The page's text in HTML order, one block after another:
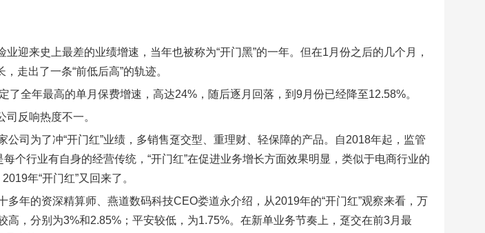
业迎来史上最差的业绩增速，当年也被称为“开门黑”的一年。但在1月份之后的几个月，
走出了一条“前低后高”的轨迹。
了全年最高的单月保费增速，高达24%，随后逐月回落，到9月份已经降至12.58%。
司反响热度不一。
公司为了冲“开门红”业绩，多销售趸交型、重理财、轻保障的产品。自2018年起，监管
个行业有自身的经营传统，“开门红”在促进业务增长方面效果明显，类似于电商行业的
年“开门红”又回来了。
多年的资深精算师、燕道数码科技CEO娄道永介绍，从2019年的“开门红”观察来看，万
高，分别为3%和2.85%；平安较低，为1.75%。在新单业务节奏上，趸交在前3月最